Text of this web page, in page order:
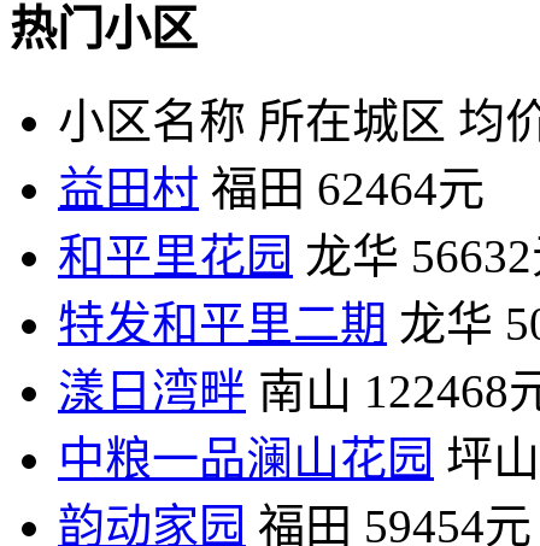
热门小区
小区名称 所在城区 均
益田村 福田 62464元
和平里花园 龙华
特发和平里二期 龙华
漾日湾畔 南山 122468
中粮一品澜山花园 坪山
韵动家园 福田 59454元